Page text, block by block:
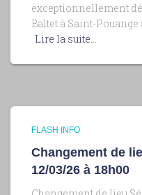
exceptionnellement
Baltet à Saint-
Lire la suite…
FLASH INFO
Changement de
12/03/26 à 18h00